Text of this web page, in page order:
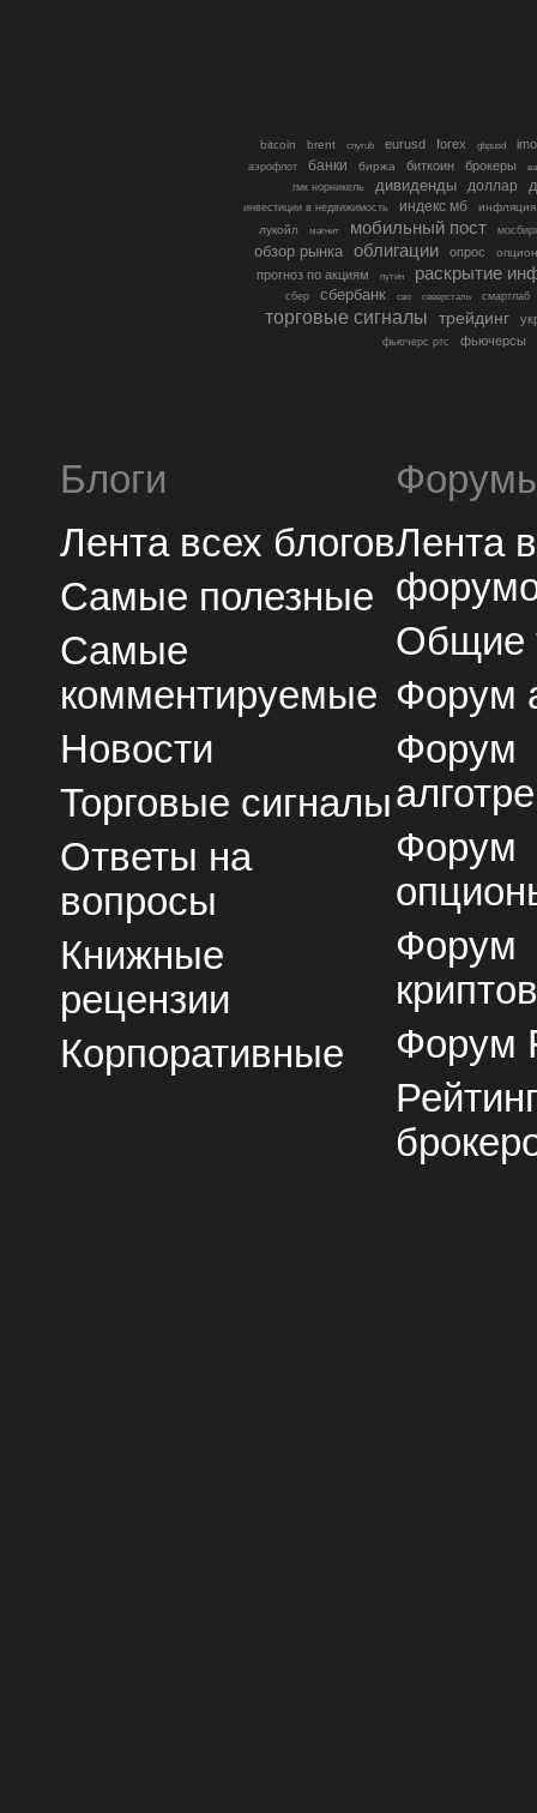
bitcoin brent cnyrub eurusd forex gbpusd
аэрофлот банки биржа биткоин брокеры
гмк норникель
дивиденды доллар
инвестиции в недвижимость индекс мб
инфляция
лукойл
магнит мобильный пост
обзор рынка облигации опрос
прогноз по акциям путин раскрытие
сбер сбербанк сво северсталь смартлаб
торговые сигналы трейдинг
фьючерс ртс фьючерсы
Блоги
Лента всех блогов
Самые полезные
Самые
комментируемые
Новости
Торговые сигналы
Ответы на
вопросы
Книжные
рецензии
Корпоративные
Лента
Общие
Форум
Форум
Форум
Форум
Форум